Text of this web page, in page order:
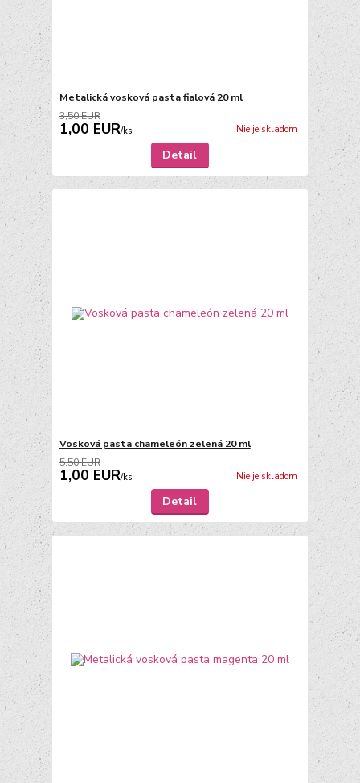
Metalická vosková pasta fialová 20 ml
3,50 EUR
1,00 EUR/ks Nie je skladom
Detail
Vosková pasta chameleón zelená 20 ml
5,50 EUR
1,00 EUR/ks Nie je skladom
Detail